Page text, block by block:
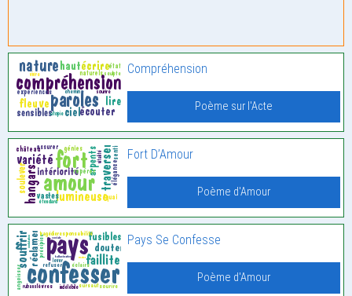
Compréhension
Poème sur l'Acte
Fort D’Amour
Poème d'Amour
Pays Se Confesse
Poème d'Amour